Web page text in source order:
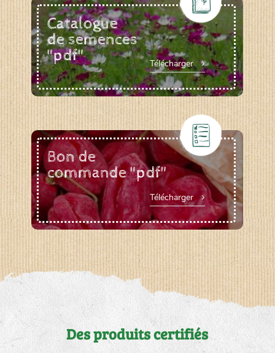
Catalogue
de semences
"pdf"
Télécharger
Bon de
commande "pdf"
Télécharger
Des produits certifiés